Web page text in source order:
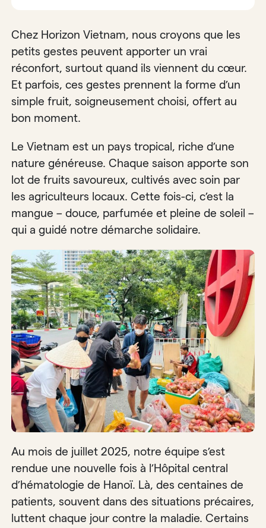
Chez Horizon Vietnam, nous croyons que les
petits gestes peuvent apporter un vrai
réconfort, surtout quand ils viennent du cœur.
Et parfois, ces gestes prennent la forme d’un
simple fruit, soigneusement choisi, offert au
bon moment.
Le Vietnam est un pays tropical, riche d’une
nature généreuse. Chaque saison apporte son
lot de fruits savoureux, cultivés avec soin par
les agriculteurs locaux. Cette fois-ci, c’est la
mangue – douce, parfumée et pleine de soleil –
qui a guidé notre démarche solidaire.
Au mois de juillet 2025, notre équipe s’est
rendue une nouvelle fois à l’Hôpital central
d’hématologie de Hanoï. Là, des centaines de
patients, souvent dans des situations précaires,
luttent chaque jour contre la maladie. Certains